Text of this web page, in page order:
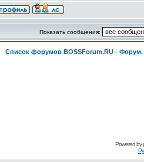
Показать сообщения:
Список форумов BOSSForum.RU -
Pоwerеd by